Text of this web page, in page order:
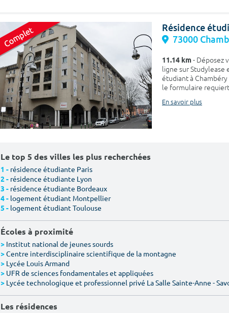
Résidence
73000
11.14 km- Déposez
ligne sur Studylease
étudiant à
le formulaire
En savoir plus
Le top 5 des villes les plus recherchées
1 - résidence étudiante Paris
2 - résidence étudiante Lyon
3 - résidence étudiante Bordeaux
4 - logement étudiant Montpellier
5 - logement étudiant Toulouse
Écoles à proximité
> Institut national de jeunes sourds
>Centre interdisciplinaire scientifique de la montagne
> Lycée Louis Armand
> UFR de sciences fondamentales et appliquées
> Lycée technologique et professionnel privé La Salle Sainte-Anne -
Les résidences